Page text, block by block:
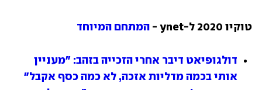
טוקיו 2020 ל-ynet - המתחם המיוחד
אותי בכמה מדליות אזכה, לא כמה כסף אקבל"